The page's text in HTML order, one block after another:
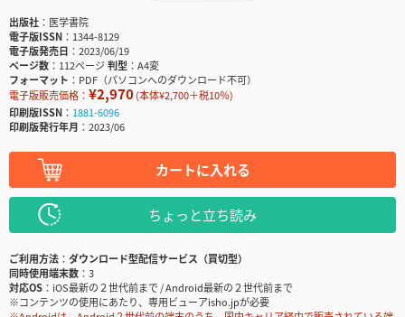
出版社
医学書院
電子版ISSN
1344-8129
電子版発売日
2023/06/19
ページ数
112ページ判型
A4変
フォーマット
PDF（パソコンへのダウンロード不可）
電子版販売価格： ¥2,970(本体¥2,700＋税10％)
印刷版ISSN
1881-6096
印刷版発行年月
2023/06
カートに入れる
ちょっと立ち読み
ご利用方法
ダウンロード型配信サービス（買切型）
同時使用端末数
3
対応OS
iOS最新の２世代前まで / Android最新の２世代前まで
※コンテンツの使用にあたり、専用ビューアisho.jpが必要